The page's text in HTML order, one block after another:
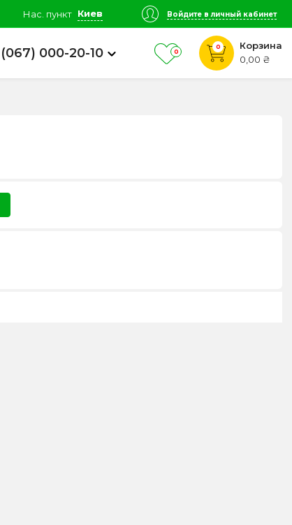
Нас. пункт Киев Войдите в личный кабинет
(067) 000-20-10 0
0
Корзина
0,00 ₴